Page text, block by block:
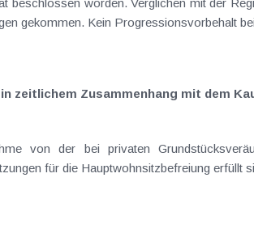
beschlossen worden. Verglichen mit der
aus dem Juli 2026 ) ist es dabei vereinzelt noch zu wichtigen Änderungen
zeitlichem Zusammenhang mit dem
für die Hauptwohnsitzbefreiung erfüllt